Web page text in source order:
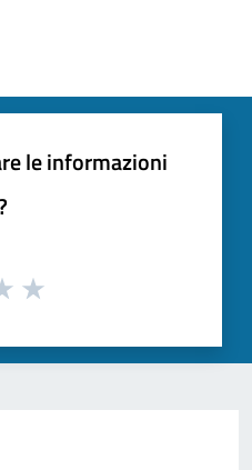
le informazioni